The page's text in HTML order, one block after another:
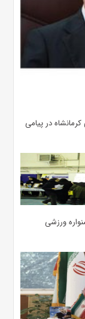
در پیامی
ورزشی